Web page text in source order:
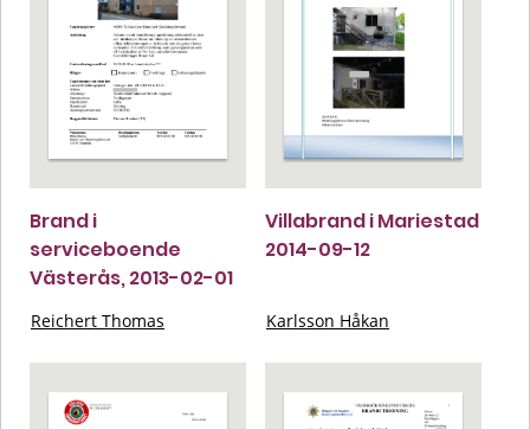
Brand i
serviceboende
Västerås, 2013-02-01
Reichert Thomas
Villabrand i Mariestad
2014-09-12
Karlsson Håkan